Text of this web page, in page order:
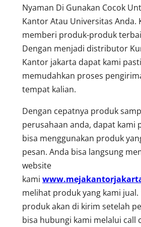
Nyaman Di Gunakan Cocok
Kantor Atau Universitas Anda.
memberi produk-produk
Dengan menjadi distributor
Kantor jakarta dapat kami
memudahkan proses
tempat kalian.
Dengan cepatnya produk
perusahaan anda, dapat kami
bisa menggunakan produk
pesan. Anda bisa langsung
website
kami
melihat produk yang kami jual.
produk akan di kirim setelah
bisa hubungi kami melalui call